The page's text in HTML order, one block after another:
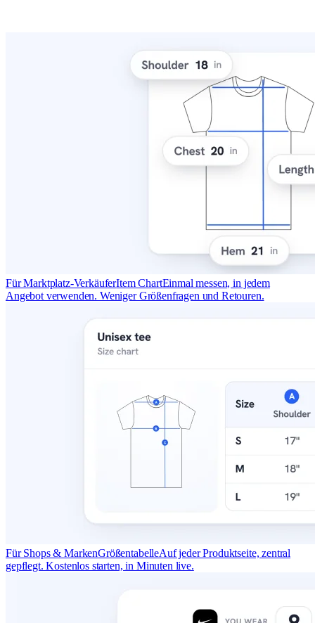
Für Marktplatz-VerkäuferItem ChartEinmal messen, in jedem
Angebot verwenden. Weniger Größenfragen und Retouren.
Für Shops & MarkenGrößentabelleAuf jeder Produktseite, zentral
gepflegt. Kostenlos starten, in Minuten live.